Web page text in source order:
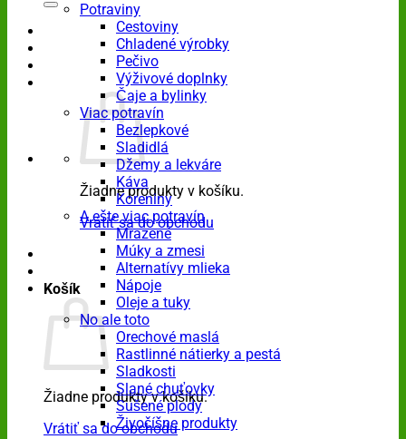
Žiadne produkty v košíku.
Vrátiť sa do obchodu
Košík
Žiadne produkty v košíku.
Vrátiť sa do obchodu
Potraviny
Cestoviny
Chladené výrobky
Pečivo
Výživové doplnky
Čaje a bylinky
Viac potravín
Bezlepkové
Sladidlá
Džemy a lekváre
Káva
Koreniny
A ešte viac potravín
Mrazené
Múky a zmesi
Alternatívy mlieka
Nápoje
Oleje a tuky
No ale toto
Orechové maslá
Rastlinné nátierky a pestá
Sladkosti
Slané chuťovky
Sušené plody
Živočíšne produkty